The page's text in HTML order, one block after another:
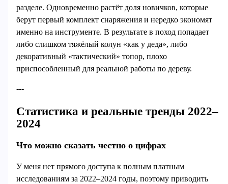
разделе. Одновременно растёт доля новичков, которые
берут первый комплект снаряжения и нередко экономят
именно на инструменте. В результате в поход попадает
либо слишком тяжёлый колун «как у деда», либо
декоративный «тактический» топор, плохо
приспособленный для реальной работы по дереву.
---
Статистика и реальные тренды 2022–
2024
Что можно сказать честно о цифрах
У меня нет прямого доступа к полным платным
исследованиям за 2022–2024 годы, поэтому приводить